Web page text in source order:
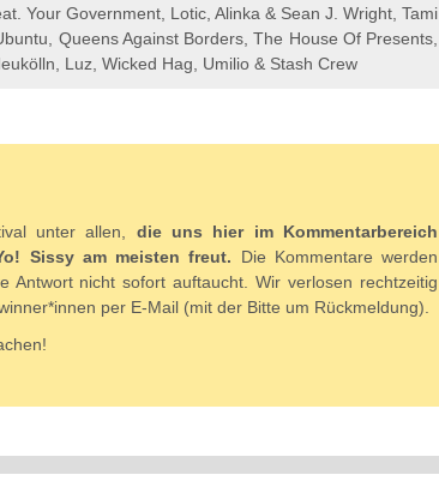
Your Government, Lotic, Alinka & Sean J. Wright, Tami
Queens Against Borders, The House Of Presents,
Luz, Wicked Hag, Umilio & Stash Crew
unter allen, die uns hier im Kommentarbereich
Sissy am meisten freut. Die Kommentare werden
Antwort nicht sofort auftaucht. Wir verlosen rechtzeitig
per E-Mail (mit der Bitte um Rückmeldung).